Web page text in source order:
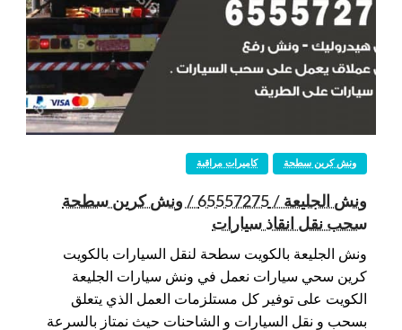
كاميرات مراقبة ونش كرين سطحة
ونش الجليعة / 65557275 / ونش كرين سطحة
سحب نقل انقاذ سيارات
ونش الجليعة بالكويت سطحة لنقل السيارات بالكويت
كرين سحي سيارات نعمل في ونش سيارات الجليعة
الكويت على توفير كل مستلزمات العمل الذي يتعلق
بسحب و نقل السيارات و الشاحنات حيث نمتاز بالسرعة